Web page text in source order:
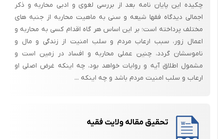
چکیده این پایان نامه بعد از بررسی لغوی و ادبی محاربه و ذکر
اجمالی دیدگاه فقها شیعه و سنی به ماهیت محاربه از جنبه های
مختلف پرداخته است؛ بر این اساس هر گاه اقدام کسی به محاربه و
اعمال زور، سبب ارعاب مردم و سلب امنیت از زندگی و مال و
ناموسشان گردد، چنین عملی محاربه و افساد در زمین است و
مشمول اطلاق آیه و روایات خواهد بود، چه اینکه غرض اصلی او
ارعاب و سلب امنیت مردم باشد و چه اینکه ...
تحقیق مقاله ولایت فقیه